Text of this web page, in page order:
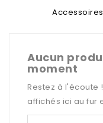
Accessoires
Aucun
moment
Restez à l'écoute
affichés ici au fur